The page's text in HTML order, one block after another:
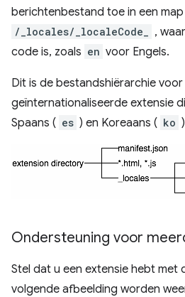
berichtenbestand toe in een
/_locales/_localeCode_ ,
code is, zoals en voor Engels.
Dit is de bestandshiërarchie voor
geïnternationaliseerde extensie
Spaans ( es ) en Koreaans ( ko
Ondersteuning voor
Stel dat u een extensie hebt met
volgende afbeelding worden